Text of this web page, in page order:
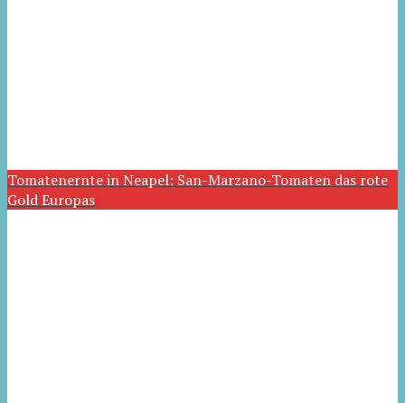
Tomatenernte in Neapel: San-Marzano-Tomaten das rote
Gold Europas